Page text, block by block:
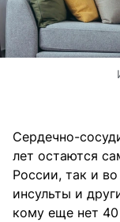
Сердечно-
лет остаются
России, так и
инсульты и
кому еще нет